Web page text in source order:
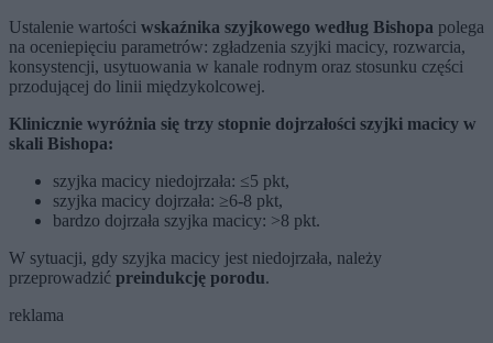
Ustalenie wartości wskaźnika szyjkowego według Bishopa polega
na oceniepięciu parametrów: zgładzenia szyjki macicy, rozwarcia,
konsystencji, usytuowania w kanale rodnym oraz stosunku części
przodującej do linii międzykolcowej.
Klinicznie wyróżnia się trzy stopnie dojrzałości szyjki macicy w
skali Bishopa:
szyjka macicy niedojrzała: ≤5 pkt,
szyjka macicy dojrzała: ≥6-8 pkt,
bardzo dojrzała szyjka macicy: >8 pkt.
W sytuacji, gdy szyjka macicy jest niedojrzała, należy
przeprowadzić preindukcję porodu.
reklama